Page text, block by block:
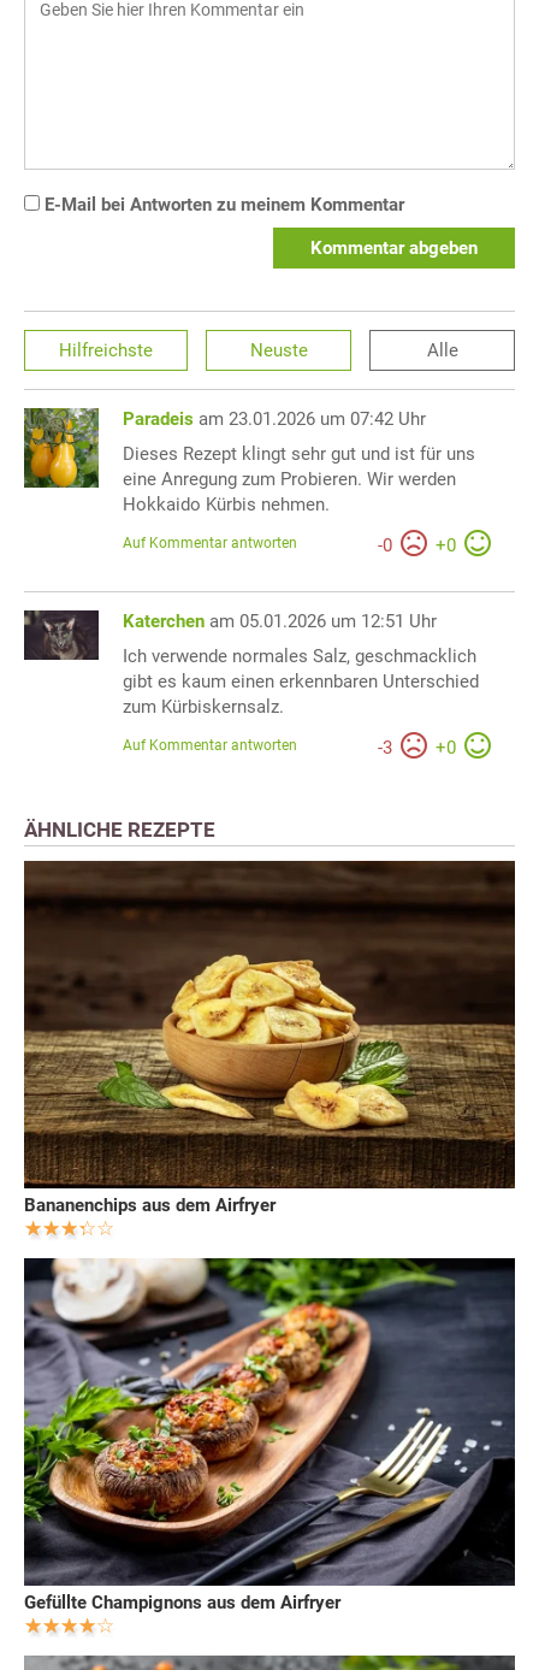
E-Mail bei Antworten zu meinem Kommentar
Kommentar abgeben
Hilfreichste Neuste Alle
Paradeis am 23.01.2026 um 07:42 Uhr
Dieses Rezept klingt sehr gut und ist für uns
eine Anregung zum Probieren. Wir werden
Hokkaido Kürbis nehmen.
-0 +0
Auf Kommentar antworten
Katerchen am 05.01.2026 um 12:51 Uhr
Ich verwende normales Salz, geschmacklich
gibt es kaum einen erkennbaren Unterschied
zum Kürbiskernsalz.
-3 +0
Auf Kommentar antworten
ÄHNLICHE REZEPTE
Bananenchips aus dem Airfryer
Gefüllte Champignons aus dem Airfryer